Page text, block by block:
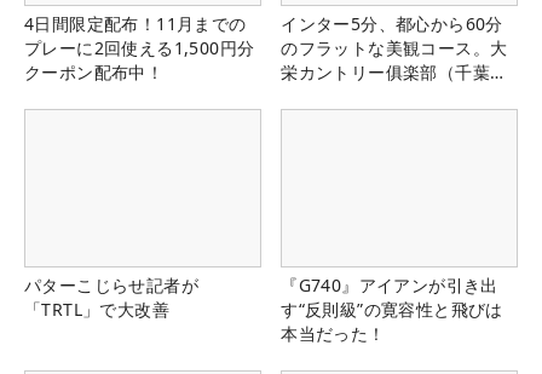
4日間限定配布！11月までの
プレーに2回使える1,500円分
クーポン配布中！
インター5分、都心から60分
のフラットな美観コース。大
栄カントリー俱楽部（千葉
パターこじらせ記者が
「TRTL」で大改善
『G740』アイアンが引き出
す“反則級”の寛容性と飛びは
本当だった！